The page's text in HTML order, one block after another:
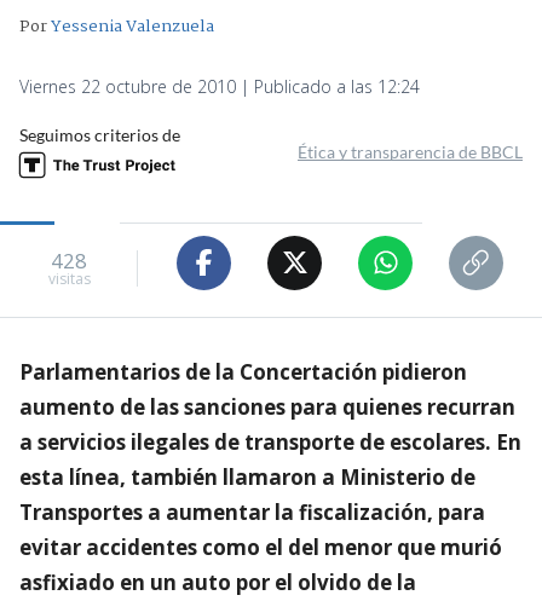
PorYessenia Valenzuela
Viernes 22 octubre de 2010 | Publicado a las 12:24
Seguimos criterios de
Ética y transparencia de BBCL
428
visitas
Parlamentarios de la Concertación pidieron
aumento de las sanciones para quienes recurran
a servicios ilegales de transporte de escolares. En
esta línea, también llamaron a Ministerio de
Transportes a aumentar la fiscalización, para
evitar accidentes como el del menor que murió
asfixiado en un auto por el olvido de la